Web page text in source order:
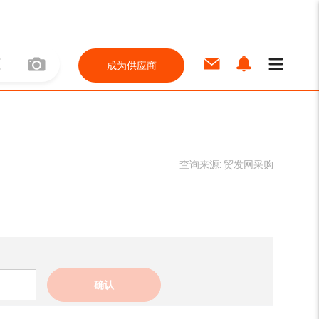
成为供应商
查询来源: 贸发网采购
确认